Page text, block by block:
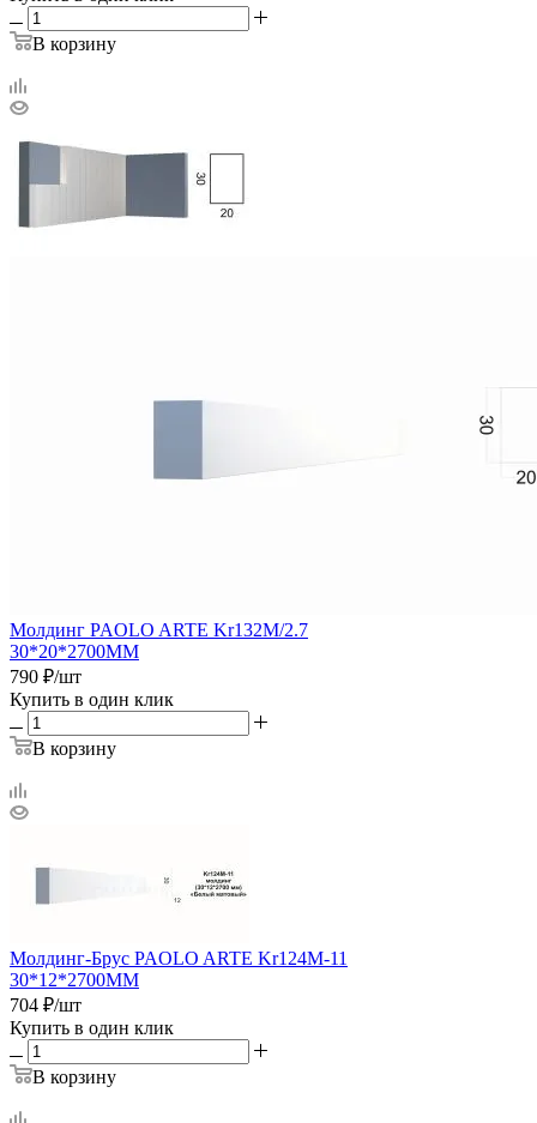
В корзину
Молдинг PAOLO ARTE Kr132M/2.7
30*20*2700ММ
790 ₽/шт
Купить в один клик
В корзину
Молдинг-Брус PAOLO ARTE Kr124M-11
30*12*2700ММ
704 ₽/шт
Купить в один клик
В корзину